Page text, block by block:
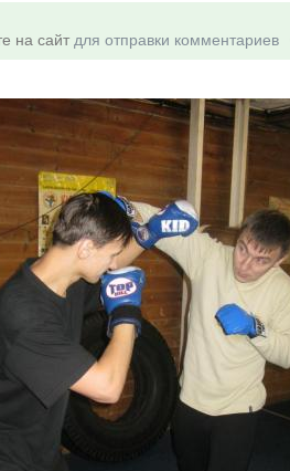
на сайтдля отправки комментариев